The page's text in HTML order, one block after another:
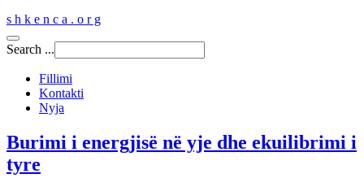
s h k e n c a . o r g
Search ...
Fillimi
Kontakti
Nyja
Burimi i energjisë në yje dhe ekuilibrimi i
tyre